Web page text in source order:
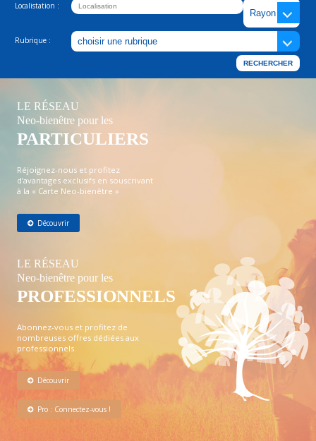
Localistation :
Rubrique :
LE RÉSEAU
Neo-bienêtre pour les
PARTICULIERS
Réjoignez-nous et profitez
d’avantages exclusifs en souscrivant
à la « Carte Neo-bienêtre »
Découvrir
LE RÉSEAU
Neo-bienêtre pour les
PROFESSIONNELS
Abonnez-vous et profitez de
nombreuses offres dédiées aux
professionnels.
Découvrir
Pro : Connectez-vous !